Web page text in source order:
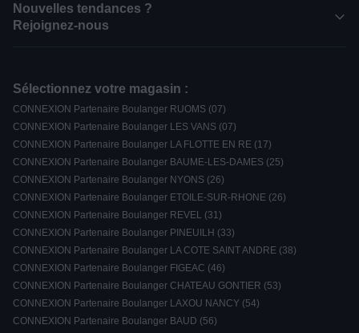
Nouvelles tendances ?
Rejoignez-nous
Sélectionnez votre magasin :
CONNEXION Partenaire Boulanger RUOMS (07)
CONNEXION Partenaire Boulanger LES VANS (07)
CONNEXION Partenaire Boulanger LA FLOTTE EN RE (17)
CONNEXION Partenaire Boulanger BAUME-LES-DAMES (25)
CONNEXION Partenaire Boulanger NYONS (26)
CONNEXION Partenaire Boulanger ETOILE-SUR-RHONE (26)
CONNEXION Partenaire Boulanger REVEL (31)
CONNEXION Partenaire Boulanger PINEUILH (33)
CONNEXION Partenaire Boulanger LA COTE SAINT ANDRE (38)
CONNEXION Partenaire Boulanger FIGEAC (46)
CONNEXION Partenaire Boulanger CHATEAU GONTIER (53)
CONNEXION Partenaire Boulanger LAXOU NANCY (54)
CONNEXION Partenaire Boulanger BAUD (56)